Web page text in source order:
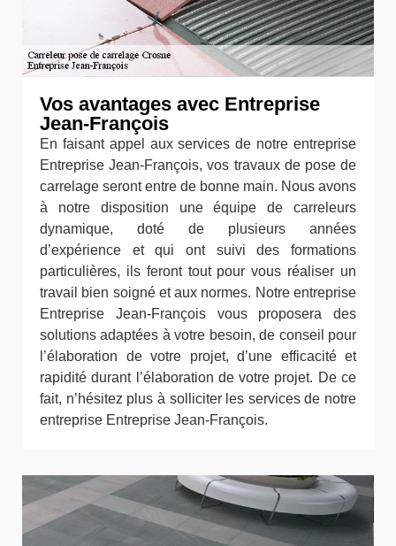
Vos avantages avec Entreprise
Jean-François
En faisant appel aux services de notre entreprise
Entreprise Jean-François, vos travaux de pose de
carrelage seront entre de bonne main. Nous avons
à notre disposition une équipe de carreleurs
dynamique, doté de plusieurs années
d’expérience et qui ont suivi des formations
particulières, ils feront tout pour vous réaliser un
travail bien soigné et aux normes. Notre entreprise
Entreprise Jean-François vous proposera des
solutions adaptées à votre besoin, de conseil pour
l’élaboration de votre projet, d’une efficacité et
rapidité durant l’élaboration de votre projet. De ce
fait, n’hésitez plus à solliciter les services de notre
entreprise Entreprise Jean-François.